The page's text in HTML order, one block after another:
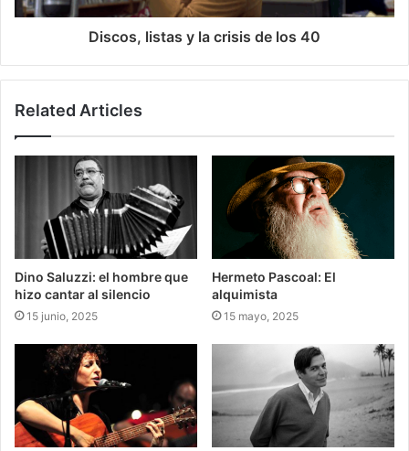
Discos, listas y la crisis de los 40
Related Articles
Dino Saluzzi: el hombre que
hizo cantar al silencio
15 junio, 2025
Hermeto Pascoal: El
alquimista
15 mayo, 2025